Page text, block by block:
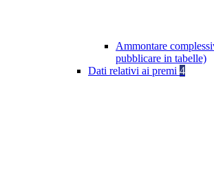
Ammontare
pubblicare in tabelle)
Dati relativi ai premi 4